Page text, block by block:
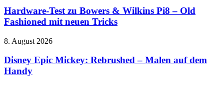
Jackson-
Biopics
zu
Bowers
&
Pi8
Old
Fashioned
Hardware-Test zu Bowers & Wilkins Pi8 – Old
Fashioned mit neuen Tricks
Disney
Mickey:
Rebrushed
–
8. August 2026
Disney Epic Mickey: Rebrushed – Malen auf dem
Handy